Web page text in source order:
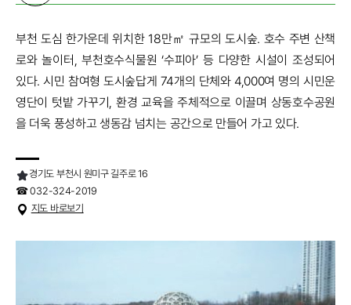
부천 도심 한가운데 위치한 18만㎡ 규모의 도시숲. 호수 주변 산책
로와 놀이터, 부천호수식물원 ‘수피아’ 등 다양한 시설이 조성되어
있다. 시민 참여형 도시숲답게 74개의 단체와 4,000여 명의 시민운
영단이 텃밭 가꾸기, 환경 교육을 주체적으로 이끌며 상동호수공원
을 더욱 풍성하고 생동감 넘치는 공간으로 만들어 가고 있다.
경기도 부천시 원미구 길주로 16
☎ 032-324-2019
지도 바로보기